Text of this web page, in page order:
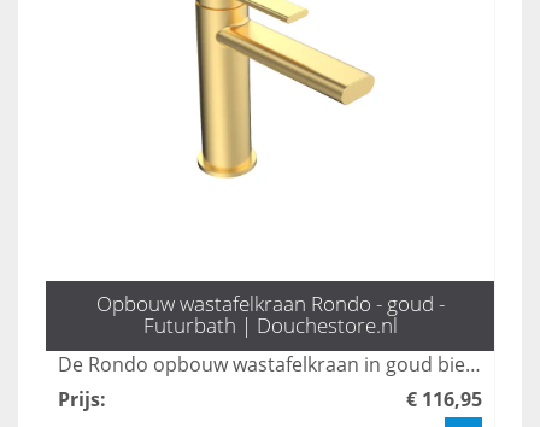
Opbouw wastafelkraan Rondo - goud -
Futurbath | Douchestore.nl
De Rondo opbouw wastafelkraan in goud biedt een stijlvol design dat elegantie toevoegt aan elke badkamer. Met een hoogte van 16 cm is deze kraan niet alleen praktisch, maar ook een statement piece dat moderne esthetiek combineert met functionaliteit. Transformeer uw wastafel met deze luxe toevoeging en geniet van een verfijnde uitstraling.
Prijs: € 116,95